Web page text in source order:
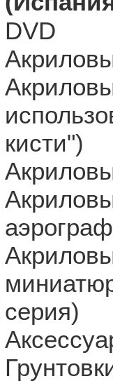
DVD
кисти")
серия)